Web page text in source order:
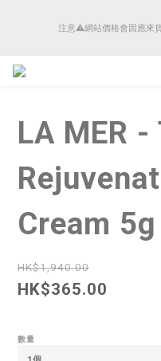
注意⚠️網站價格會因應來
順豐香港將於4月14日起減少SMS短
LA MER -
Cream 5g
HK$1,940.00
HK$365.00
數量